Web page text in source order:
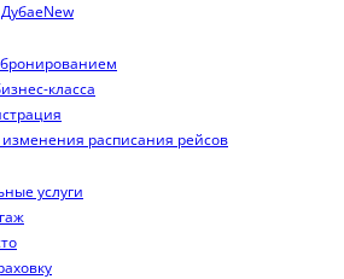
New
класса
расписания рейсов
услуги